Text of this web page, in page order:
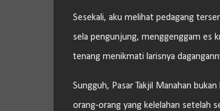
Sesekali, aku melihat pedagang
sela pengunjung, menggenggam es
tenang menikmati larisnya
Sungguh, Pasar Takjil Manahan
orang-orang yang kelelahan setelah